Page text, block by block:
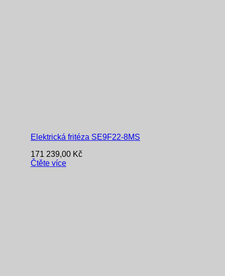
Elektrická fritéza SE9F22-8MS
171 239,00 Kč
Čtěte více